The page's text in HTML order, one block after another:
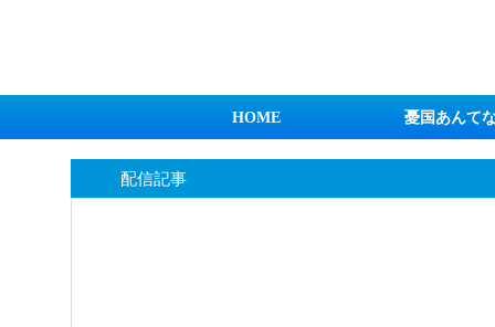
HOME 憂国あんて
配信記事